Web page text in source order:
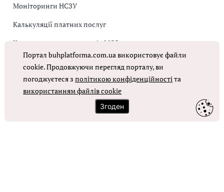
Моніторинги НСЗУ
Калькуляції платних послуг
Коригувальна накладна від МОЗ
Оплата праці в КНП
ОТРИМАТИ ДОСТУП
Портал buhplatforma.com.ua використовує файли
cookie. Продовжуючи перегляд порталу, ви
погоджуєтеся зполітикою конфіденційностіта
використанням файлів cookie
Згоден